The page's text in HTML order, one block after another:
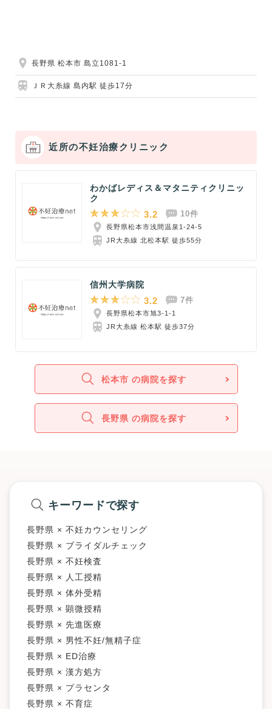
長野県 松本市 島立1081-1
ＪＲ大糸線 島内駅 徒歩17分
近所の不妊治療クリニック
わかばレディス＆マタニティクリニッ
ク
3.2 10件
長野県松本市浅間温泉1-24-5
JR大糸線 北松本駅 徒歩55分
信州大学病院
3.2 7件
長野県松本市旭3-1-1
JR大糸線 松本駅 徒歩37分
松本市 の病院を探す
長野県 の病院を探す
キーワードで探す
長野県 × 不妊カウンセリング
長野県 × ブライダルチェック
長野県 × 不妊検査
長野県 × 人工授精
長野県 × 体外受精
長野県 × 顕微授精
長野県 × 先進医療
長野県 × 男性不妊/無精子症
長野県 × ED治療
長野県 × 漢方処方
長野県 × プラセンタ
長野県 × 不育症